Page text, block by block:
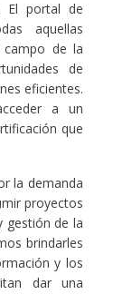
El portal de
aquellas
campo de la
de
eficientes.
a un
que
la demanda
proyectos
gestión de la
brindarles
y los
dar una